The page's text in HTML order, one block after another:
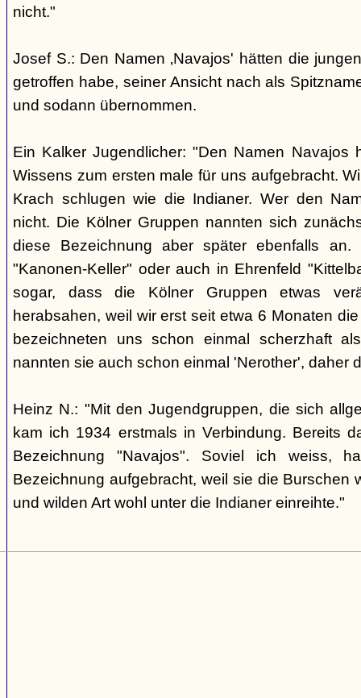
nicht."
Josef S.: Den Namen ‚Navajos' hätten die
getroffen habe, seiner Ansicht nach als
und sodann übernommen.
Ein Kalker Jugendlicher: "Den Namen Navajos
Wissens zum ersten male für uns aufgebracht.
Krach schlugen wie die Indianer. Wer den
nicht. Die Kölner Gruppen nannten sich
diese Bezeichnung aber später ebenfalls
"Kanonen-Keller" oder auch in Ehrenfeld
sogar, dass die Kölner Gruppen etwas
herabsahen, weil wir erst seit etwa 6 Monaten
bezeichneten uns schon einmal scherzhaft
nannten sie auch schon einmal 'Nerother', daher
Heinz N.: "Mit den Jugendgruppen, die sich
kam ich 1934 erstmals in Verbindung. Bereits
Bezeichnung "Navajos". Soviel ich weiss,
Bezeichnung aufgebracht, weil sie die Burschen
und wilden Art wohl unter die Indianer einreihte."